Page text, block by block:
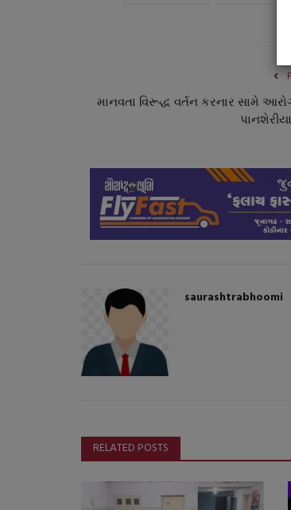
માનવતા વિરૂદ્ધ વર્તન કરનાર સામે
saurashtrabhoomi
RELATED POSTS